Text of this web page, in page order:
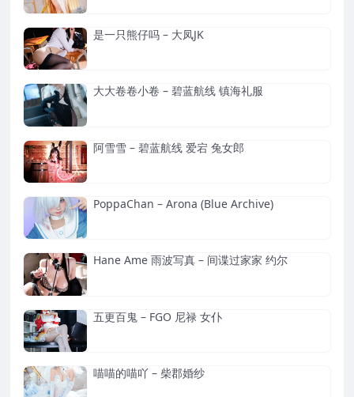
是一只熊仔吗 – 大凤JK
大大卷卷小卷 – 碧蓝航线 镇海礼服
阿雪雪 – 碧蓝航线 爱宕 兔女郎
PoppaChan – Arona (Blue Archive)
Hane Ame 雨波写真 – 间谍过家家 约尔
五更百鬼 – FGO 尼禄 女仆
喵喵的喵吖 – 柴郡婚纱